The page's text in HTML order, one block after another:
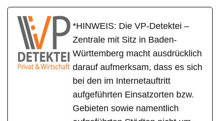
*HINWEIS: Die VP-Detektei –
Zentrale mit Sitz in Baden-
Württemberg macht ausdrücklich
darauf aufmerksam, dass es sich
bei den im Internetauftritt
aufgeführten Einsatzorten bzw.
Gebieten sowie namentlich